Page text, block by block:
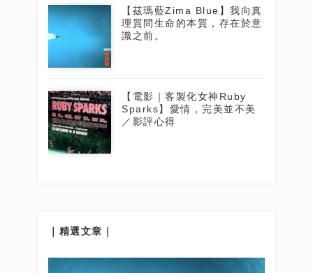
【茲瑪藍Zima Blue】我向真
理質問生命的本質，存在於意
識之前。
【電影｜客製化女神Ruby
Sparks】愛情，完美並不美
／影評心得
｜精選文章｜